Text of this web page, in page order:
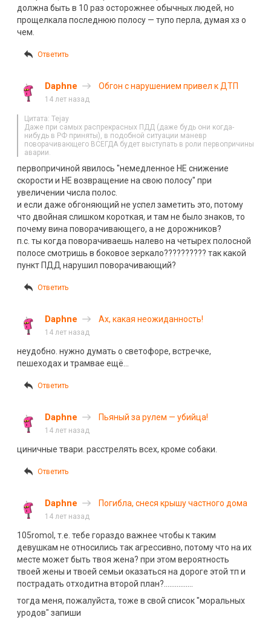
должна быть в 10 раз осторожнее обычных людей, но
прощелкала последнюю полосу — тупо перла, думая хз о
чем.
Ответить
Daphne Обгон с нарушением привел к ДТП
14 лет назад
Цитата: Tejay
Даже при самых распрекрасных ПДД (даже будь они когда-
нибудь в РФ приняты), в подобной ситуации маневр
поворачивающего ВСЕГДА будет выступать в роли первопричины
аварии.
первопричиной явилось "немедленное НЕ снижение
скорости и НЕ возвращение на свою полосу" при
увеличении числа полос.
и если даже обгоняющий не успел заметить это, потому
что двойная слишком короткая, и там не было знаков, то
почему вина поворачивающего, а не дорожников?
п.с. ты когда поворачиваешь налево на четырех полосной
полосе смотришь в боковое зеркало?????????? так какой
пункт ПДД нарушил поворачивающий?
Ответить
Daphne Ах, какая неожиданность!
14 лет назад
неудобно. нужно думать о светофоре, встречке,
пешеходах и трамвае ещё…
Ответить
Daphne Пьяный за рулем — убийца!
14 лет назад
циничные твари. расстрелять всех, кроме собаки.
Ответить
Daphne Погибла, снеся крышу частного дома
14 лет назад
105romol, т.е. тебе гораздо важнее чтобы к таким
девушкам не относились так агрессивно, потому что на их
месте может быть твоя жена? при этом вероятность
твоей жены и твоей семьи оказаться на дороге этой тп и
пострадать отходитна второй план?…………….
тогда меня, пожалуйста, тоже в свой список "моральных
уродов" запиши